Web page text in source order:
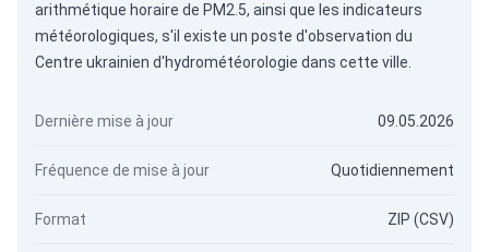
arithmétique horaire de PM2.5, ainsi que les indicateurs
météorologiques, s'il existe un poste d'observation du
Centre ukrainien d'hydrométéorologie dans cette ville.
Dernière mise à jour 09.05.2026
Fréquence de mise à jour Quotidiennement
Format ZIP (CSV)